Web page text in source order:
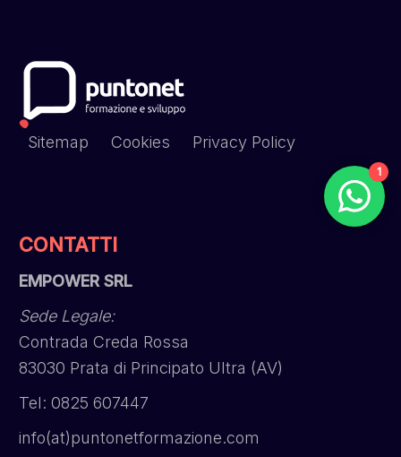
Sitemap Cookies Privacy Policy
CONTATTI
EMPOWER SRL
Sede Legale:
Contrada Creda Rossa
83030 Prata di Principato Ultra (AV)
Tel: 0825 607447
info(at)puntonetformazione.com
1